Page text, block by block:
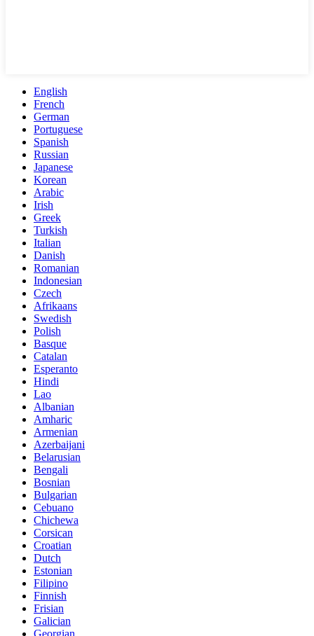
English
French
German
Portuguese
Spanish
Russian
Japanese
Korean
Arabic
Irish
Greek
Turkish
Italian
Danish
Romanian
Indonesian
Czech
Afrikaans
Swedish
Polish
Basque
Catalan
Esperanto
Hindi
Lao
Albanian
Amharic
Armenian
Azerbaijani
Belarusian
Bengali
Bosnian
Bulgarian
Cebuano
Chichewa
Corsican
Croatian
Dutch
Estonian
Filipino
Finnish
Frisian
Galician